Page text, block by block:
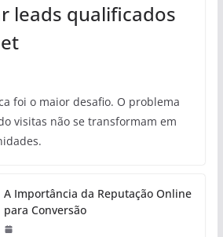
leads qualificados
foi o maior desafio. O problema
visitas não se transformam em
A Importância da Reputação Online
para Conversão